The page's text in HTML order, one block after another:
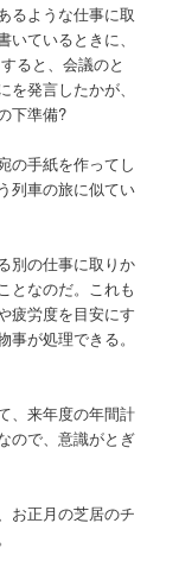
るような仕事に取
ているときに、
ると、会議のと
発言したかが、
下準備?
の手紙を作ってし
列車の旅に似てい
別の仕事に取りか
となのだ。これも
疲労度を目安にす
が処理できる。
、来年度の年間計
ので、意識がとぎ
お正月の芝居のチ